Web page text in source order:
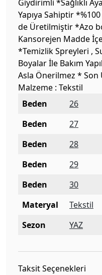
Giydirimli *Sağlıklı
Yapıya Sahiptir
de Üretilmiştir *Azo
Kansorejen Madde
*Temizlik Spreyleri ,
Boyalar İle Bakım
Asla Önerilmez *
Malzeme : Tekstil
Beden
26
Beden
27
Beden
28
Beden
29
Beden
30
Materyal
Tekstil
Sezon
YAZ
Taksit Seçenekleri